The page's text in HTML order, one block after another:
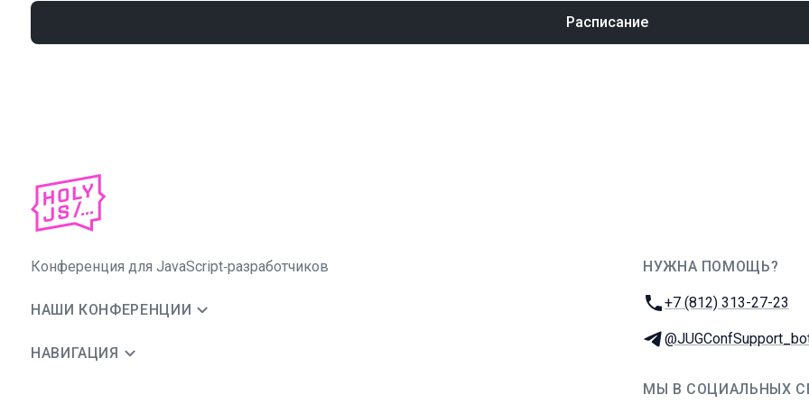
Расписание
Конференция для JavaScript‑разработчиков
НАШИ КОНФЕРЕНЦИИ
НАВИГАЦИЯ
НУЖНА ПОМОЩЬ?
Телефон:
+7 (812) 313-27-23
Телеграм:
МЫ В СОЦИАЛЬНЫХ